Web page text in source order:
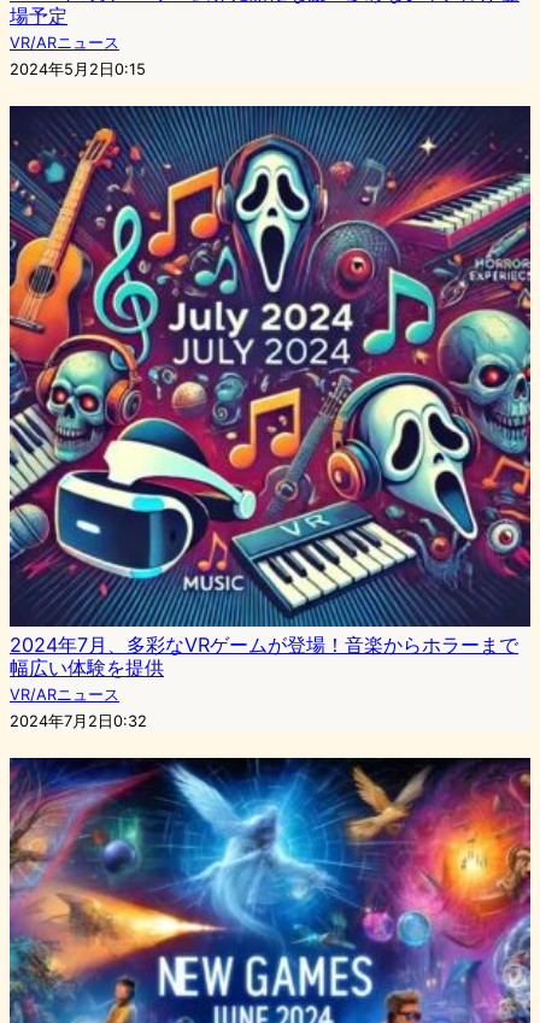
場予定
VR/ARニュース
2024年5月2日0:15
2024年7月、多彩なVRゲームが登場！音楽からホラーまで
幅広い体験を提供
VR/ARニュース
2024年7月2日0:32